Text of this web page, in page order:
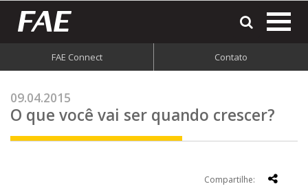
FAE Connect Contato
09.04.2015
O que você vai ser quando crescer?
Compartilhe: